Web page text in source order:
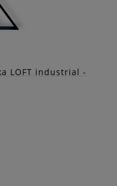
LOFT industrial -